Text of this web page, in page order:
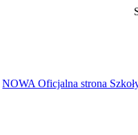
NOWA Oficjalna strona